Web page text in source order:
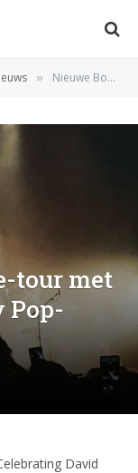
» Nieuwe Bowie tribute-tour met Peter Murphy en Iggy Pop-bandleden
tour met
Pop-
David